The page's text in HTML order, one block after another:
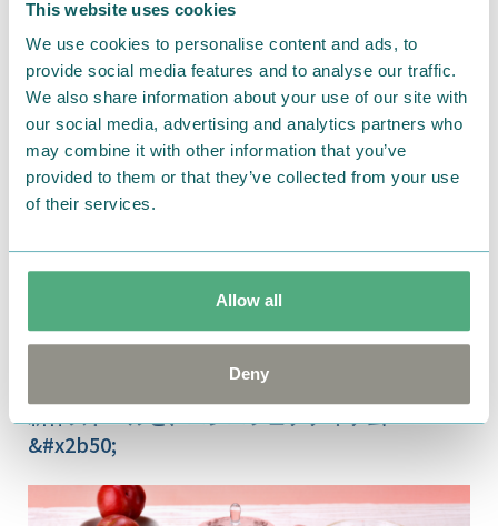
This website uses cookies
We use cookies to personalise content and ads, to
provide social media features and to analyse our traffic.
We also share information about your use of our site with
our social media, advertising and analytics partners who
may combine it with other information that you’ve
provided to them or that they’ve collected from your use
of their services.
Allow all
Deny
新作ストールと、ニンニフェアアイテム
&#x2b50;︎